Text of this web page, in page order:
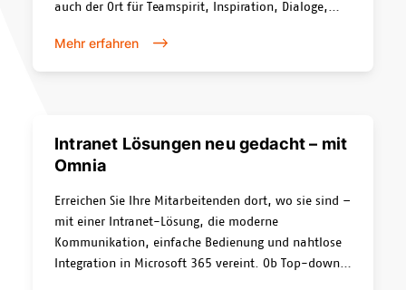
auch der Ort für Teamspirit, Inspiration, Dialoge,
sowie Dokumenten und vieles mehr. Wir beraten Sie
individuell und unverbindlich zur passenden
Mehr erfahren
Intranet Lösungen neu gedacht – mit
Omnia
Erreichen Sie Ihre Mitarbeitenden dort, wo sie sind –
mit einer Intranet-Lösung, die moderne
Kommunikation, einfache Bedienung und nahtlose
Integration in Microsoft 365 vereint. Ob Top-down,